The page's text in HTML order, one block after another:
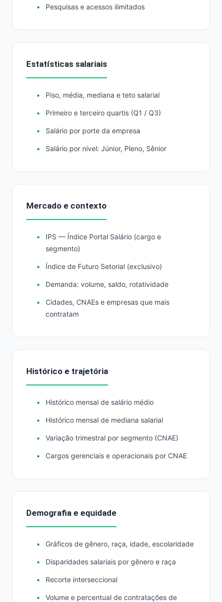
Pesquisas e acessos ilimitados
Estatísticas salariais
Piso, média, mediana e teto salarial
Primeiro e terceiro quartis (Q1 / Q3)
Salário por porte da empresa
Salário por nível: Júnior, Pleno, Sênior
Mercado e contexto
IPS — Índice Portal Salário (cargo e
segmento)
Índice de Futuro Setorial (exclusivo)
Demanda: volume, saldo, rotatividade
Cidades, CNAEs e empresas que mais
contratam
Histórico e trajetória
Histórico mensal de salário médio
Histórico mensal de mediana salarial
Variação trimestral por segmento (CNAE)
Cargos gerenciais e operacionais por CNAE
Demografia e equidade
Gráficos de gênero, raça, idade, escolaridade
Disparidades salariais por gênero e raça
Recorte interseccional
Volume e percentual de contratações de